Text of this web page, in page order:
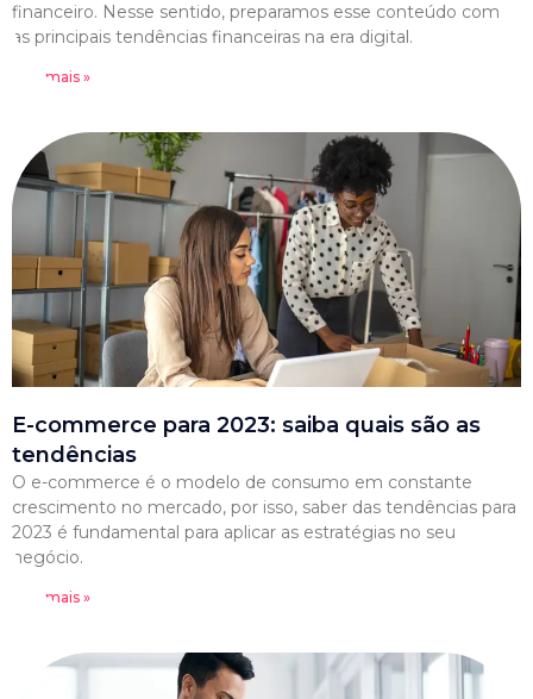
financeiro. Nesse sentido, preparamos esse conteúdo com
as principais tendências financeiras na era digital.
Leia mais »
E-commerce para 2023: saiba quais são as
tendências
O e-commerce é o modelo de consumo em constante
crescimento no mercado, por isso, saber das tendências para
2023 é fundamental para aplicar as estratégias no seu
negócio.
Leia mais »